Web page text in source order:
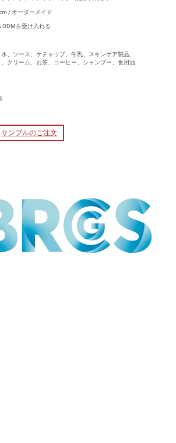
/ オーダーメイド
ODMを受け入れる
、ソース、ケチャップ、牛乳、スキンケア製品、
クリーム、お茶、コーヒー、シャンプー、食用油
サンプルのご注文